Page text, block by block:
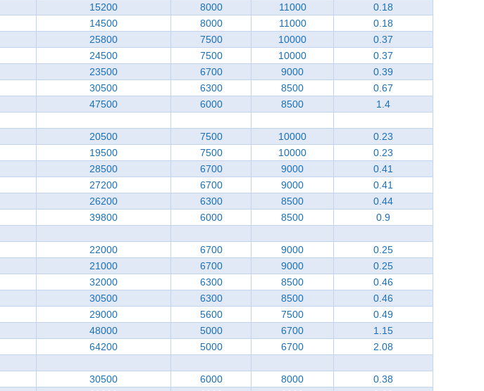
15200 8000 11000
0.18
14500 8000 11000
0.18
25800 7500 10000
0.37
24500 7500 10000
0.37
23500 6700 9000
0.39
30500 6300 8500
0.67
47500 6000 8500 1.4
20500 7500 10000
0.23
19500 7500 10000
0.23
28500 6700 9000
0.41
27200 6700 9000
0.41
26200 6300 8500
0.44
39800 6000 8500 0.9
22000 6700 9000
0.25
21000 6700 9000
0.25
32000 6300 8500
0.46
30500 6300 8500
0.46
29000 5600 7500
0.49
48000 5000 6700
1.15
64200 5000 6700 2.08
30500 6000 8000
0.38